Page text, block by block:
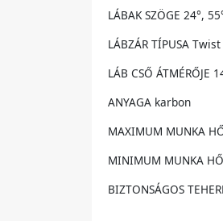
LÁBAK SZÖGE 24°,
LÁBZÁR TÍPUSA
LÁB CSŐ ÁTMÉRŐJE
ANYAGA karbon
MAXIMUM MUNKA
MINIMUM MUNKA
BIZTONSÁGOS